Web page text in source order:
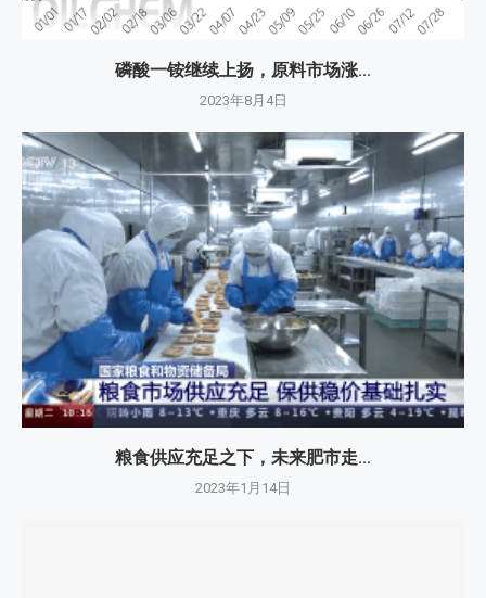
磷酸一铵继续上扬，原料市场涨...
2023年8月4日
粮食供应充足之下，未来肥市走...
2023年1月14日